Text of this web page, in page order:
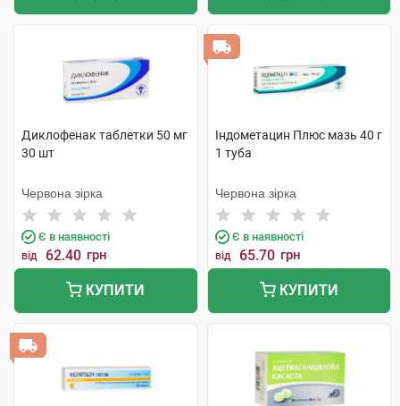
Диклофенак таблетки 50 мг
30 шт
Червона зірка
Є в наявності
від 62.40 грн
КУПИТИ
Індометацин Плюс мазь 40 г
1 туба
Червона зірка
Є в наявності
від 65.70 грн
КУПИТИ